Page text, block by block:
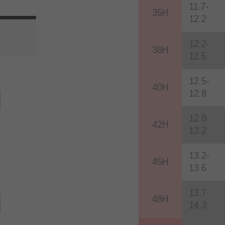
35H
11.7-
12.2
38H
12.2-
12.5
40H
12.5-
12.8
42H
12.8-
13.2
45H
13.2-
13.6
48H
13.7-
14.3